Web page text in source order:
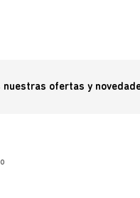
ofertas y